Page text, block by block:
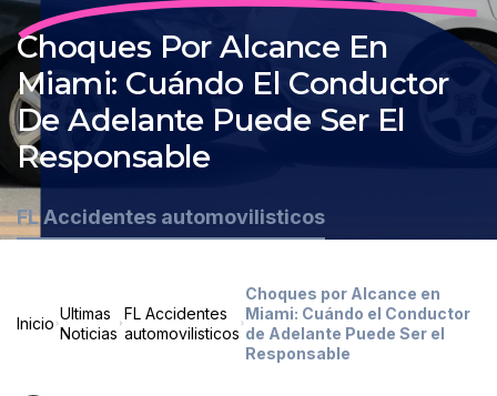
Choques Por Alcance En
Miami: Cuándo El Conductor
De Adelante Puede Ser El
Responsable
FL Accidentes automovilisticos
Inicio
Ultimas
Noticias
FL Accidentes
automovilisticos
Choques por Alcance en
Miami: Cuándo el Conductor
de Adelante Puede Ser el
Responsable